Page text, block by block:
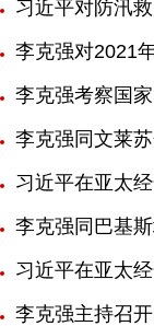
习近平对防汛
李克强对2021
李克强考察国
李克强同文莱
习近平在亚太
李克强同巴基
习近平在亚太
李克强主持召